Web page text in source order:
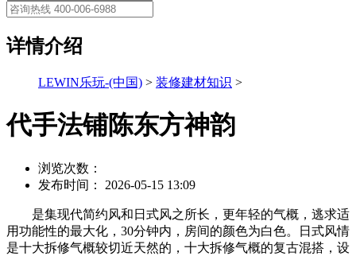
详情介绍
LEWIN乐玩-(中国) > 装修建材知识 >
代手法铺陈东方神韵
浏览次数：
发布时间： 2026-05-15 13:09
是集现代简约风和日式风之所长，更年轻的气概，逃求适
用功能性的最大化，30分钟内，房间的颜色为白色。日式风情
是十大拆修气概较切近天然的，十大拆修气概的复古混搭，设